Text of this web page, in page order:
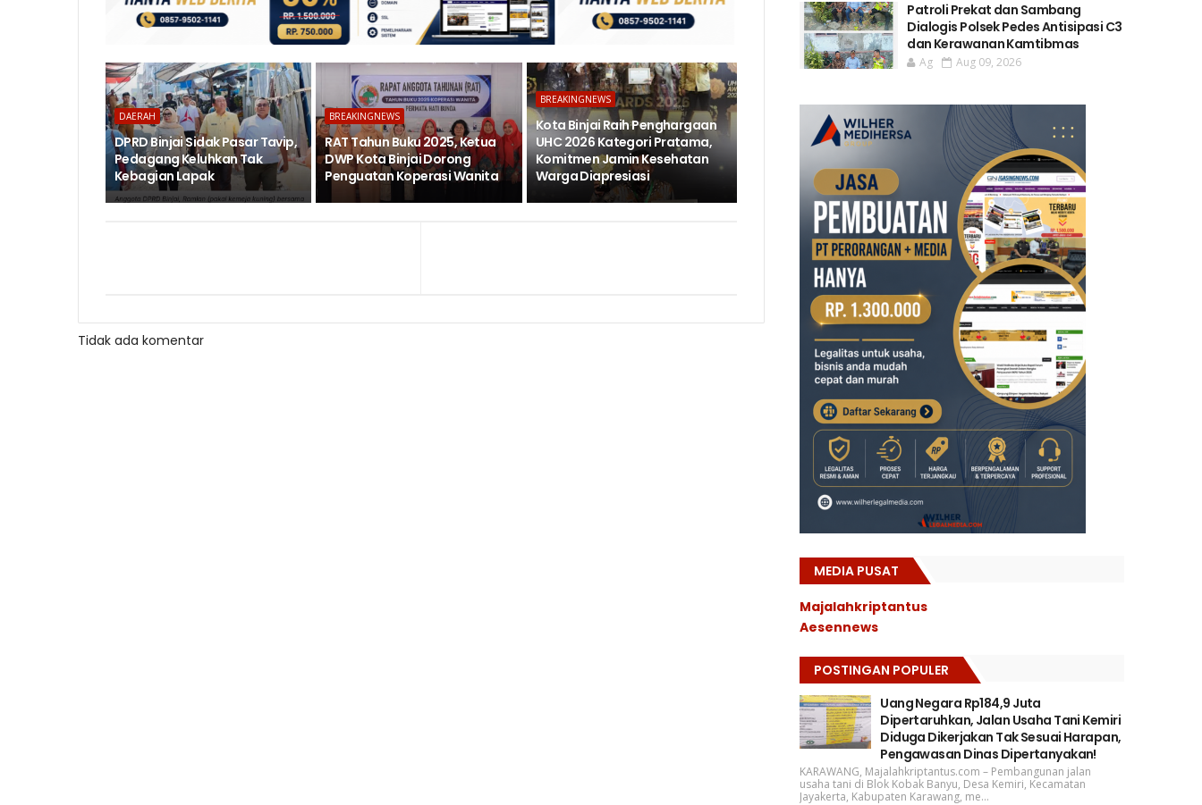
DAERAH
DPRD Binjai Sidak Pasar Tavip,
Pedagang Keluhkan Tak
Kebagian Lapak
BREAKINGNEWS
RAT Tahun Buku 2025, Ketua
DWP Kota Binjai Dorong
Penguatan Koperasi Wanita
BREAKINGNEWS
Kota Binjai Raih Penghargaan
UHC 2026 Kategori Pratama,
Komitmen Jamin Kesehatan
Warga Diapresiasi
Tidak ada komentar
Patroli Prekat dan Sambang
Dialogis Polsek Pedes Antisipasi C3
dan Kerawanan Kamtibmas
Ag Aug 09, 2026
MEDIA PUSAT
Majalahkriptantus
Aesennews
POSTINGAN POPULER
Uang Negara Rp184,9 Juta
Dipertaruhkan, Jalan Usaha Tani Kemiri
Diduga Dikerjakan Tak Sesuai Harapan,
Pengawasan Dinas Dipertanyakan!
KARAWANG, Majalahkriptantus.com – Pembangunan jalan
usaha tani di Blok Kobak Banyu, Desa Kemiri, Kecamatan
Jayakerta, Kabupaten Karawang, me...